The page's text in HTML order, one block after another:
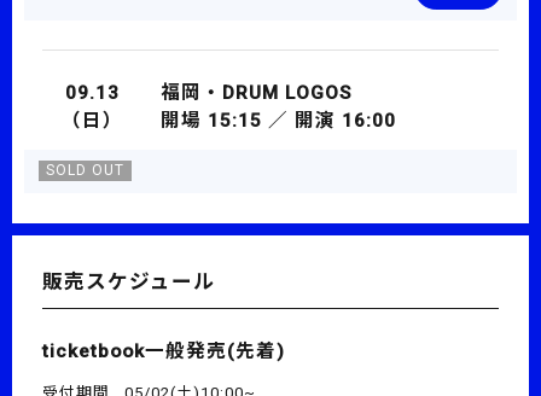
09.13
（日）
福岡・DRUM LOGOS
開場 15:15 ／ 開演 16:00
SOLD OUT
販売スケジュール
ticketbook一般発売(先着)